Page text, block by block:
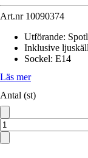
Art.nr 10090374
Utförande:
Inklusive
Sockel: E14
Läs mer
Antal (st)